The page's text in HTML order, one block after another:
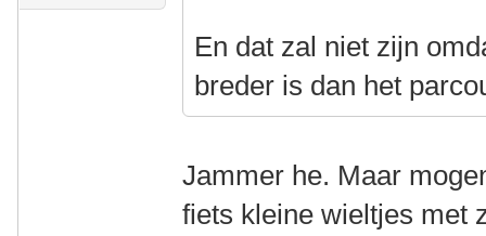
En dat zal niet zijn
breder is dan het
Jammer he. Maar
fiets kleine wieltjes met